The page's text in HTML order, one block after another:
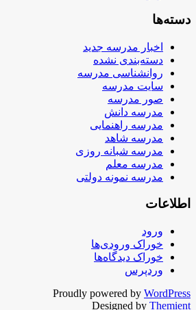
دسته‌ها
اخبار مدرسه جدید
دسته‌بندی نشده
روانشناسی مدرسه
سایت مدرسه
صور مدرسه
مدرسه دانش
مدرسه راهنمایی
مدرسه شاهد
مدرسه شبانه روزی
مدرسه معلم
مدرسه نمونه دولتی
اطلاعات
ورود
خوراک ورودی‌ها
خوراک دیدگاه‌ها
وردپرس
Proudly powered by WordPress
Designed by Themient